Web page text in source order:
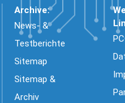
Archive:
News- &
Testberichte
Sitemap
Sitemap &
Archiv